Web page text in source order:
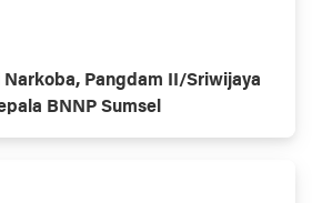
Narkoba, Pangdam II/Sriwijaya
BNNP Sumsel